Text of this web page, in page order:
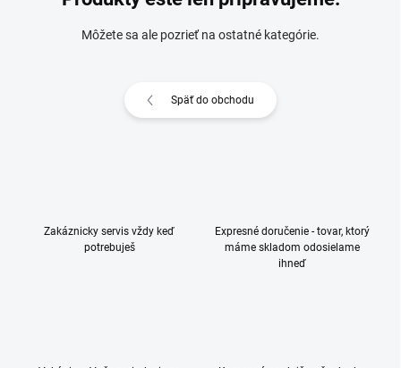
Môžete sa ale pozrieť na ostatné kategórie.
Späť do obchodu
Zakáznicky servis vždy keď
potrebuješ
Expresné doručenie - tovar, ktorý
máme skladom odosielame
ihneď